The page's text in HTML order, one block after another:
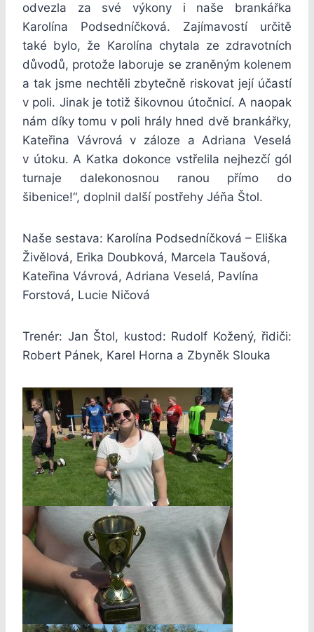
odvezla za své výkony i naše brankářka
Karolína Podsedníčková. Zajímavostí určitě
také bylo, že Karolína chytala ze zdravotních
důvodů, protože laboruje se zraněným kolenem
a tak jsme nechtěli zbytečně riskovat její účastí
v poli. Jinak je totiž šikovnou útočnicí. A naopak
nám díky tomu v poli hrály hned dvě brankářky,
Kateřina Vávrová v záloze a Adriana Veselá
v útoku. A Katka dokonce vstřelila nejhezčí gól
turnaje dalekonosnou ranou přímo do
šibenice!“, doplnil další postřehy Jéňa Štol.
Naše sestava: Karolína Podsedníčková – Eliška
Živělová, Erika Doubková, Marcela Taušová,
Kateřina Vávrová, Adriana Veselá, Pavlína
Forstová, Lucie Ničová
Trenér: Jan Štol, kustod: Rudolf Kožený, řidiči:
Robert Pánek, Karel Horna a Zbyněk Slouka